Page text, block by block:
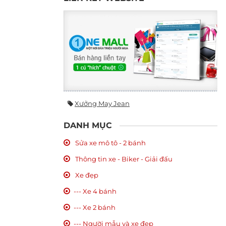
Xưởng May Jean
DANH MỤC
Sửa xe mô tô - 2 bánh
Thông tin xe - Biker - Giải đấu
Xe đẹp
--- Xe 4 bánh
--- Xe 2 bánh
--- Người mẫu và xe đẹp